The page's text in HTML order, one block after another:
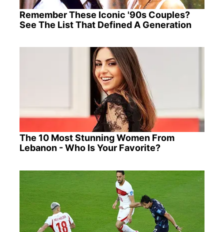
Remember These Iconic '90s Couples?
See The List That Defined A Generation
The 10 Most Stunning Women From
Lebanon - Who Is Your Favorite?